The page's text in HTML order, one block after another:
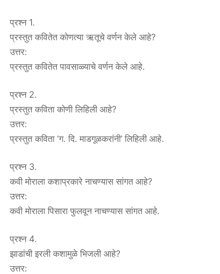
प्रश्न 1.
प्रस्तुत कवितेत कोणत्या ऋतूचे वर्णन केले आहे?
उत्तर:
प्रस्तुत कवितेत पावसाळ्याचे वर्णन केले आहे.
प्रश्न 2.
प्रस्तुत कविता कोणी लिहिली आहे?
उत्तर:
प्रस्तुत कविता ‘ग. दि. माडगूळकरांनी’ लिहिली आहे.
प्रश्न 3.
कवी मोराला कशाप्रकारे नाचण्यास सांगत आहे?
उत्तर:
कवी मोराला पिसारा फुलवून नाचण्यास सांगत आहे.
प्रश्न 4.
झाडांची इरली कशामुळे भिजली आहे?
उत्तर: